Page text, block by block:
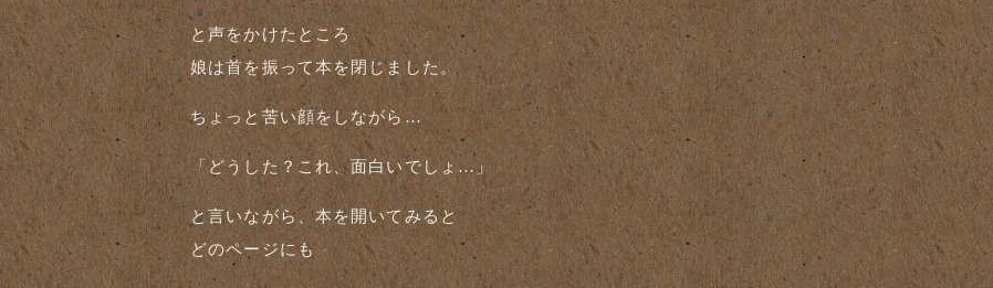
と声をかけたところ
娘は首を振って本を閉じました。
ちょっと苦い顔をしながら…
「どうした？これ、面白いでしょ…」
と言いながら、本を開いてみると
どのページにも